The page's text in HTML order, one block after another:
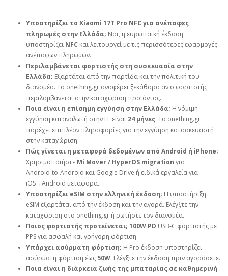
Υποστηρίζει το Xiaomi 17T Pro NFC για ανέπαφες
πληρωμές στην Ελλάδα; Ναι, η ευρωπαϊκή έκδοση
υποστηρίζει NFC και λειτουργεί με τις περισσότερες εφαρμογές
ανέπαφων πληρωμών.
Περιλαμβάνεται φορτιστής στη συσκευασία στην
Ελλάδα; Εξαρτάται από την παρτίδα και την πολιτική του
διανομέα. Το onething.gr αναφέρει ξεκάθαρα αν ο φορτιστής
περιλαμβάνεται στην καταχώριση προϊόντος.
Ποια είναι η επίσημη εγγύηση στην Ελλάδα; Η νόμιμη
εγγύηση καταναλωτή στην ΕΕ είναι 24 μήνες. Το onething.gr
παρέχει επιπλέον πληροφορίες για την εγγύηση κατασκευαστή
στην καταχώριση.
Πώς γίνεται η μεταφορά δεδομένων από Android ή iPhone;
Χρησιμοποιήστε Mi Mover / HyperOS migration για
Android‑to‑Android και Google Drive ή ειδικά εργαλεία για
iOS→Android μεταφορά.
Υποστηρίζει eSIM στην ελληνική έκδοση; Η υποστήριξη
eSIM εξαρτάται από την έκδοση και την αγορά. Ελέγξτε την
καταχώριση στο onething.gr ή ρωτήστε τον διανομέα.
Ποιος φορτιστής προτείνεται; 100W PD USB‑C φορτιστής με
PPS για ασφαλή και γρήγορη φόρτιση.
Υπάρχει ασύρματη φόρτιση; Η Pro έκδοση υποστηρίζει
ασύρματη φόρτιση έως 50W. Ελέγξτε την έκδοση πριν αγοράσετε.
Ποια είναι η διάρκεια ζωής της μπαταρίας σε καθημερινή